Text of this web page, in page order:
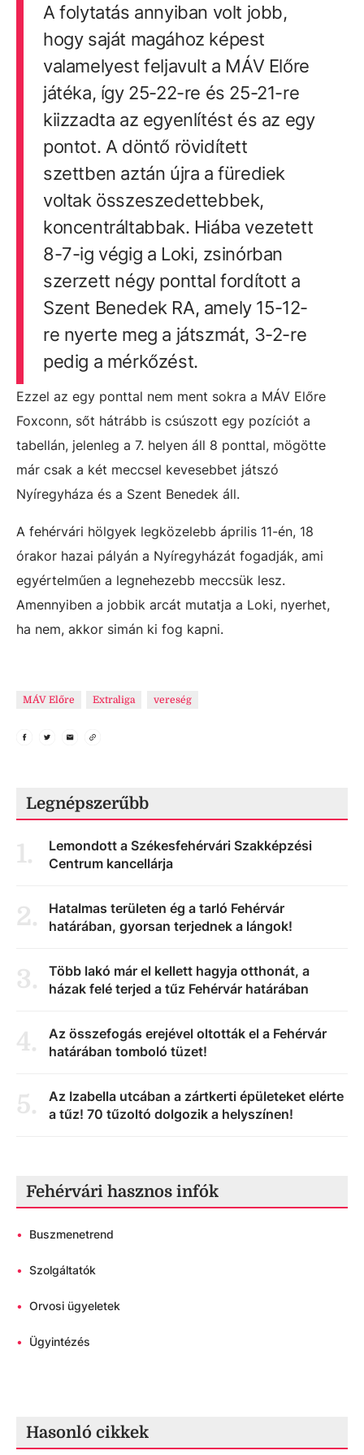
A folytatás annyiban volt jobb,
hogy saját magához képest
valamelyest feljavult a MÁV Előre
játéka, így 25-22-re és 25-21-re
kiizzadta az egyenlítést és az egy
pontot. A döntő rövidített
szettben aztán újra a fürediek
voltak összeszedettebbek,
koncentráltabbak. Hiába vezetett
8-7-ig végig a Loki, zsinórban
szerzett négy ponttal fordított a
Szent Benedek RA, amely 15-12-
re nyerte meg a játszmát, 3-2-re
pedig a mérkőzést.
Ezzel az egy ponttal nem ment sokra a MÁV Előre
Foxconn, sőt hátrább is csúszott egy pozíciót a
tabellán, jelenleg a 7. helyen áll 8 ponttal, mögötte
már csak a két meccsel kevesebbet játszó
Nyíregyháza és a Szent Benedek áll.
A fehérvári hölgyek legközelebb április 11-én, 18
órakor hazai pályán a Nyíregyházát fogadják, ami
egyértelműen a legnehezebb meccsük lesz.
Amennyiben a jobbik arcát mutatja a Loki, nyerhet,
ha nem, akkor simán ki fog kapni.
MÁV Előre Extraliga vereség
Legnépszerűbb
1.
Lemondott a Székesfehérvári Szakképzési
Centrum kancellárja
2.
Hatalmas területen ég a tarló Fehérvár
határában, gyorsan terjednek a lángok!
3.
Több lakó már el kellett hagyja otthonát, a
házak felé terjed a tűz Fehérvár határában
4.
Az összefogás erejével oltották el a Fehérvár
határában tomboló tüzet!
5.
Az Izabella utcában a zártkerti épületeket elérte
a tűz! 70 tűzoltó dolgozik a helyszínen!
Fehérvári hasznos infók
• Buszmenetrend
• Szolgáltatók
• Orvosi ügyeletek
• Ügyintézés
Hasonló cikkek